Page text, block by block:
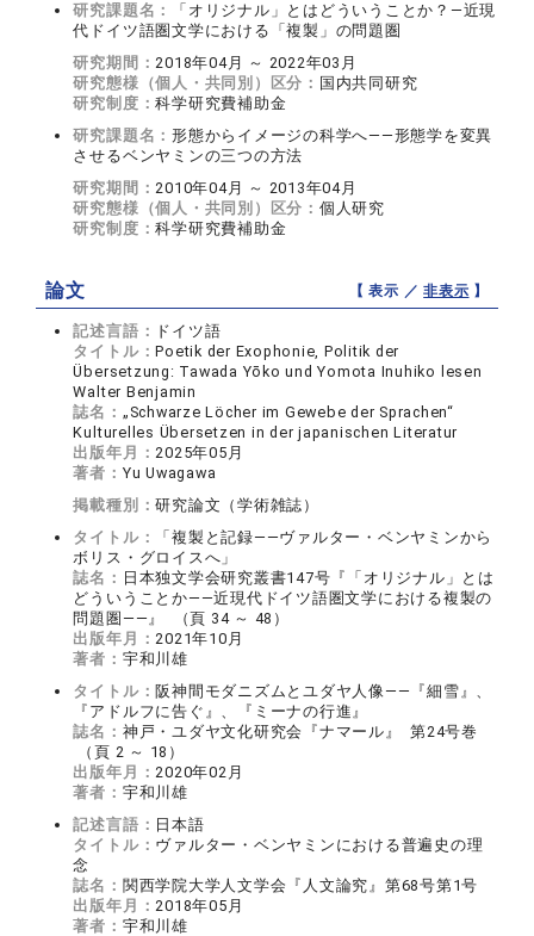
研究課題名：
「オリジナル」とはどういうことか？―近現
代ドイツ語圏文学における「複製」の問題圏
研究期間：2018年04月 ～ 2022年03月
研究態様（個人・共同別）区分： 国内共同研究
研究制度：科学研究費補助金
研究課題名：形態からイメージの科学へ――形態学を変異
させるベンヤミンの三つの方法
研究期間：2010年04月 ～ 2013年04月
研究態様（個人・共同別）区分： 個人研究
研究制度：科学研究費補助金
論文 【 表示 ／非表示 】
記述言語： ドイツ語
タイトル：Poetik der Exophonie, Politik der
Übersetzung: Tawada Yōko und Yomota Inuhiko lesen
Walter Benjamin
誌名： „Schwarze Löcher im Gewebe der Sprachen“
Kulturelles Übersetzen in der japanischen Literatur
出版年月：2025年05月
著者： Yu Uwagawa
掲載種別：研究論文（学術雑誌）
タイトル：
「複製と記録――ヴァルター・ベンヤミンから
ボリス・グロイスへ」
誌名： 日本独文学会研究叢書147号『「オリジナル」とは
どういうことか――近現代ドイツ語圏文学における複製の
問題圏――』 （頁 34 ～ 48）
出版年月：2021年10月
著者： 宇和川雄
タイトル： 阪神間モダニズムとユダヤ人像――『細雪』、
『アドルフに告ぐ』、『ミーナの行進』
誌名： 神戸・ユダヤ文化研究会『ナマール』 第24号巻
（頁 2 ～ 18）
出版年月：2020年02月
著者： 宇和川雄
記述言語： 日本語
タイトル： ヴァルター・ベンヤミンにおける普遍史の理
念
誌名： 関西学院大学人文学会『人文論究』第68号第1号
出版年月：2018年05月
著者： 宇和川雄